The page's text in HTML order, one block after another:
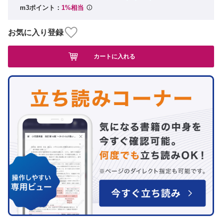
m3ポイント： 1%相当
お気に入り登録
カートに入れる